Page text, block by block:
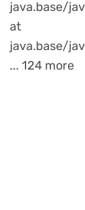
java.base/
at
java.base/
... 124 more